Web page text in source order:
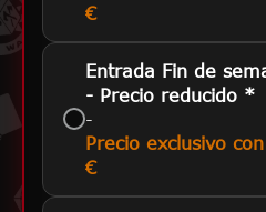
€
Entrada Fin de
- Precio reducido *
-
Precio exclusivo
€